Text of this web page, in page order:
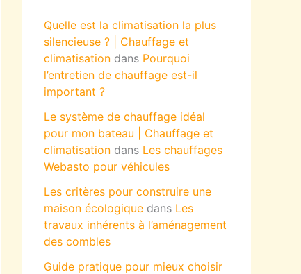
Quelle est la climatisation la plus
silencieuse ? | Chauffage et
climatisation dans Pourquoi
l’entretien de chauffage est-il
important ?
Le système de chauffage idéal
pour mon bateau | Chauffage et
climatisation dans Les chauffages
Webasto pour véhicules
Les critères pour construire une
maison écologique dans Les
travaux inhérents à l’aménagement
des combles
Guide pratique pour mieux choisir